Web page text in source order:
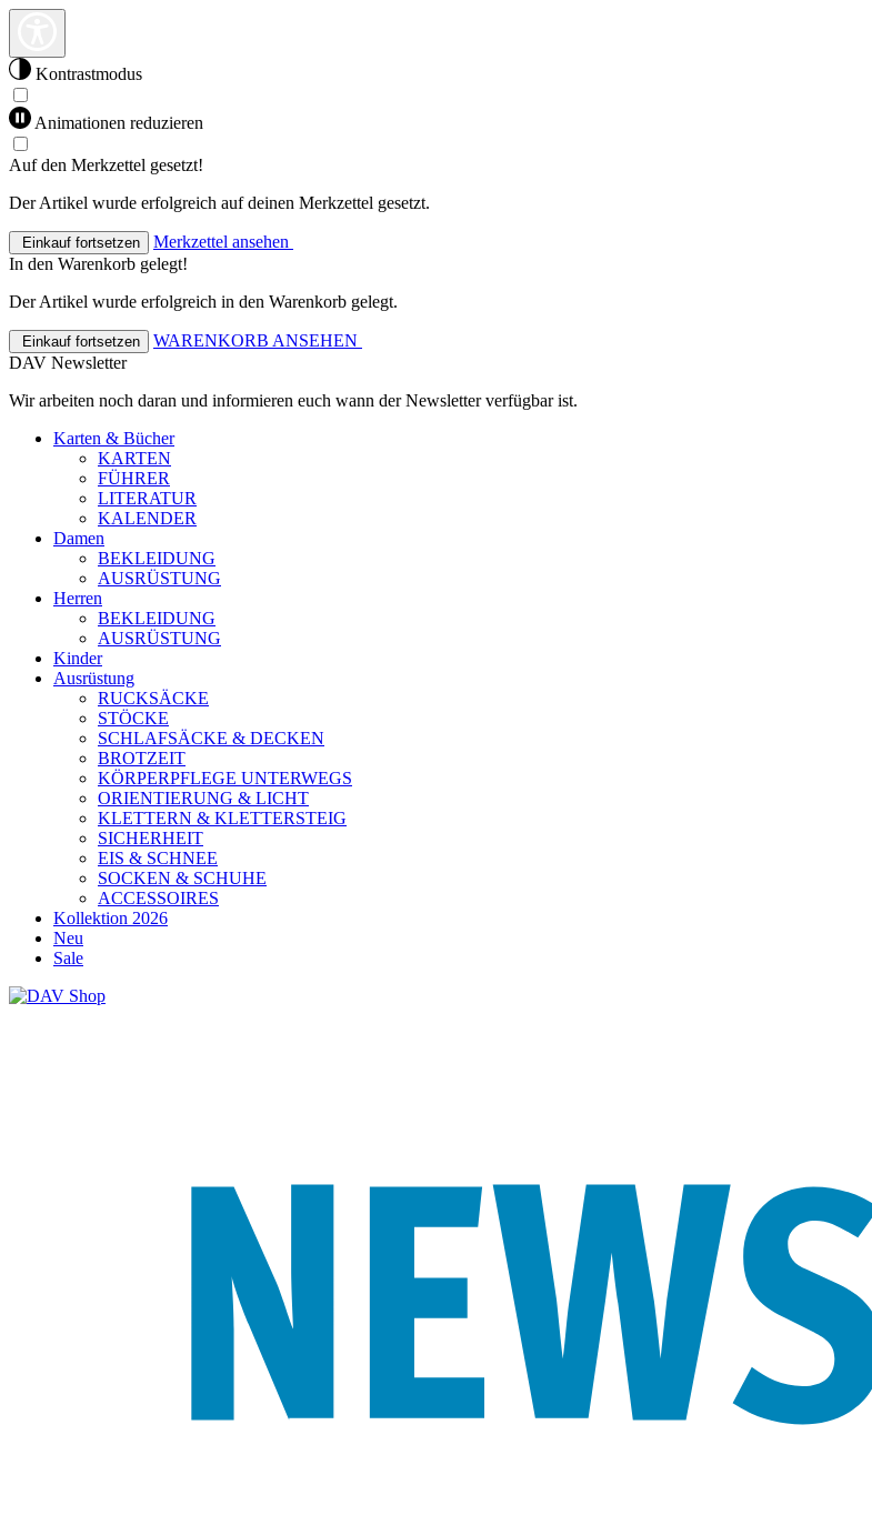
Kontrastmodus
Animationen reduzieren
Auf den Merkzettel gesetzt!
Der Artikel wurde erfolgreich auf deinen Merkzettel gesetzt.
Einkauf fortsetzen
Merkzettel ansehen
In den Warenkorb gelegt!
Der Artikel wurde erfolgreich in den Warenkorb gelegt.
Einkauf fortsetzen
WARENKORB ANSEHEN
DAV Newsletter
Wir arbeiten noch daran und informieren euch wann der Newsletter verfügbar ist.
Karten & Bücher
KARTEN
FÜHRER
LITERATUR
KALENDER
Damen
BEKLEIDUNG
AUSRÜSTUNG
Herren
BEKLEIDUNG
AUSRÜSTUNG
Kinder
Ausrüstung
RUCKSÄCKE
STÖCKE
SCHLAFSÄCKE & DECKEN
BROTZEIT
KÖRPERPFLEGE UNTERWEGS
ORIENTIERUNG & LICHT
KLETTERN & KLETTERSTEIG
SICHERHEIT
EIS & SCHNEE
SOCKEN & SCHUHE
ACCESSOIRES
Kollektion 2026
Neu
Sale